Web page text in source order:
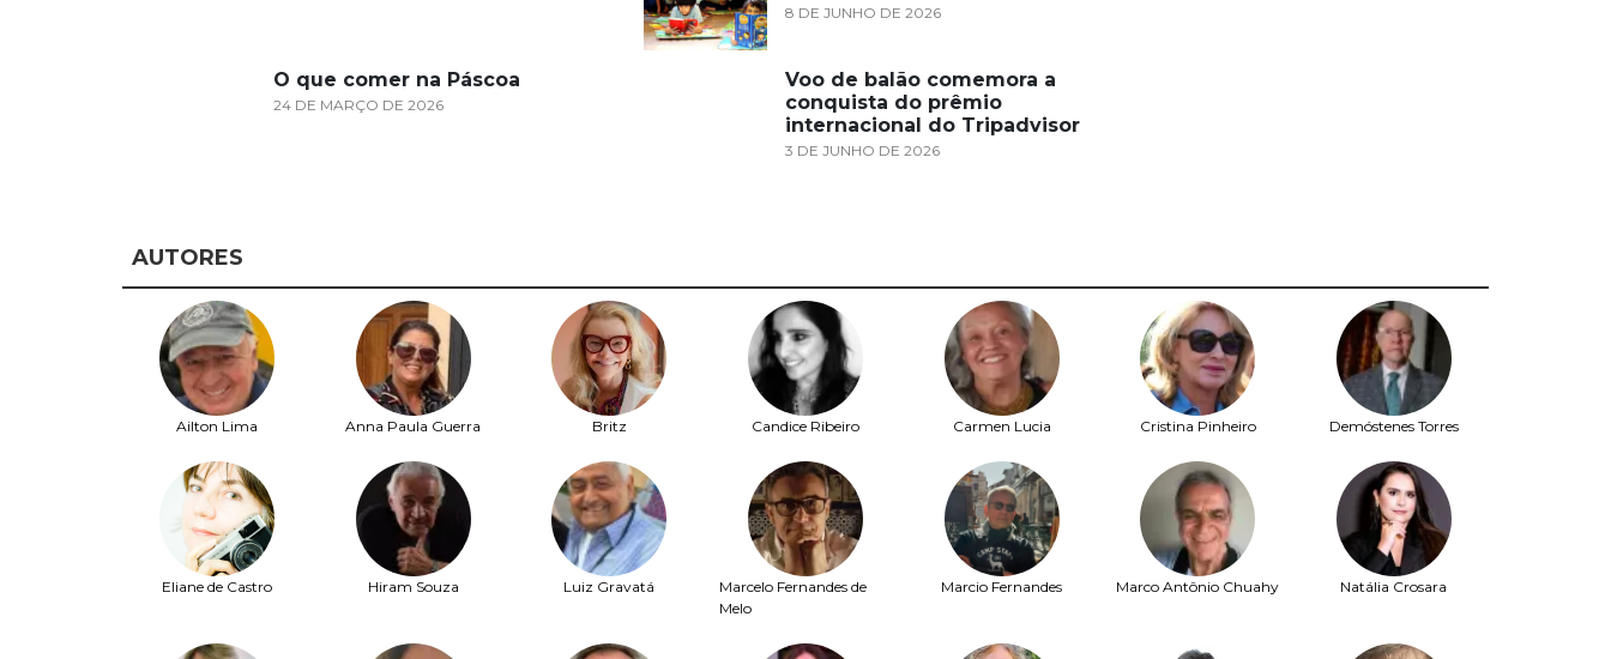
O que comer na Páscoa
24 DE MARÇO DE 2026
8 DE JUNHO DE 2026
Voo de balão comemora a
conquista do prêmio
internacional do Tripadvisor
3 DE JUNHO DE 2026
AUTORES
Ailton Lima Anna Paula Guerra Britz Candice Ribeiro Carmen Lucia Cristina Pinheiro Demóstenes Torres
Eliane de Castro Hiram Souza Luiz Gravatá
Marcelo Fernandes de
Melo
Marcio Fernandes Marco Antônio Chuahy Natália Crosara